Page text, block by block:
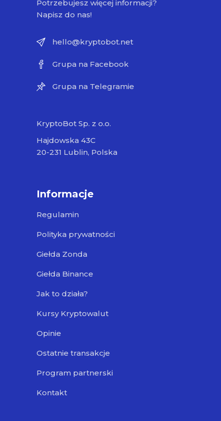
Potrzebujesz więcej informacji?
Napisz do nas!
hello@kryptobot.net
Grupa na Facebook
Grupa na Telegramie
KryptoBot Sp. z o.o.
Hajdowska 43C
20-231 Lublin, Polska
Informacje
Regulamin
Polityka prywatności
Giełda Zonda
Giełda Binance
Jak to działa?
Kursy Kryptowalut
Opinie
Ostatnie transakcje
Program partnerski
Kontakt